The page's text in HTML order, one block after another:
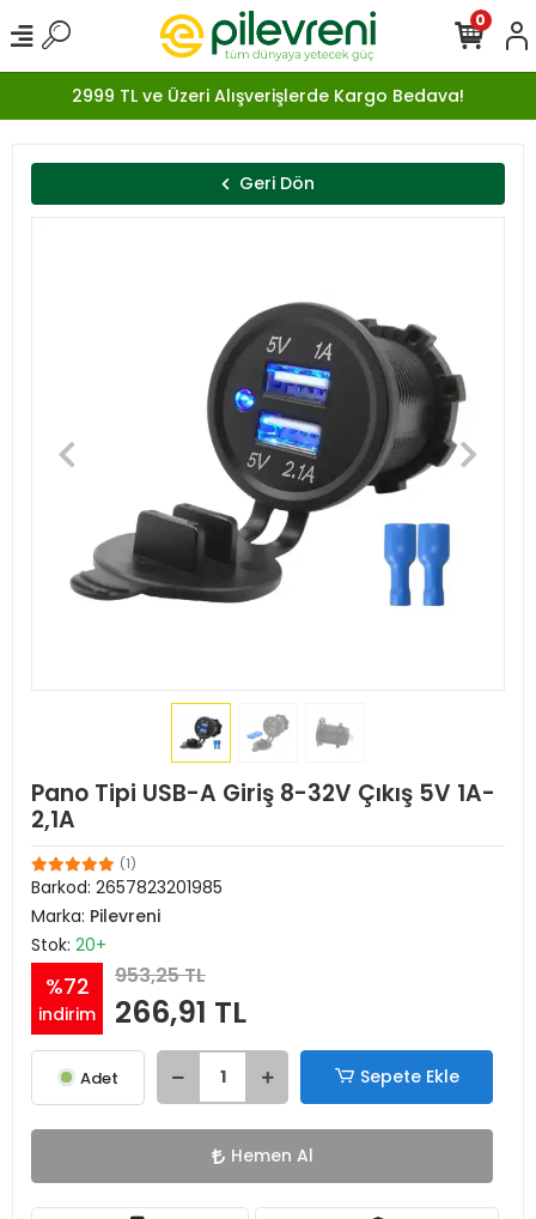
2999 TL ve Üzeri Alışverişlerde Kargo Bedava!
0
Geri Dön
Pano Tipi USB-A Giriş 8-32V Çıkış 5V 1A-
2,1A
(1)
Barkod: 2657823201985
Marka: Pilevreni
Stok: 20+
%72
indirim
953,25 TL
266,91 TL
Adet Sepete Ekle
Hemen Al